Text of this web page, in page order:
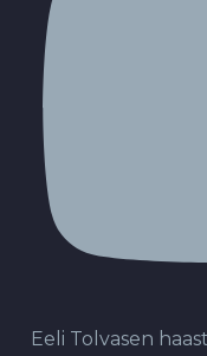
Eeli Tolvasen